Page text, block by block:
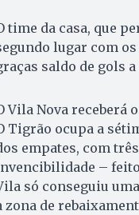
time da casa, que
lugar com
saldo de gols
Vila Nova receberá
Tigrão ocupa a
empates, com
–
só conseguiu
zona de